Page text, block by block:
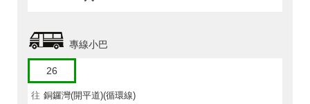
專線小巴
26
往 銅鑼灣(開平道)(循環線)